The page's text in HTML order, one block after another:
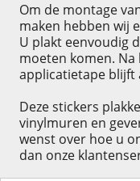
Om de montage
maken hebben wij
U plakt eenvoudig
moeten komen.
applicatietape blijft
Deze stickers
vinylmuren en
wenst over hoe u
dan onze